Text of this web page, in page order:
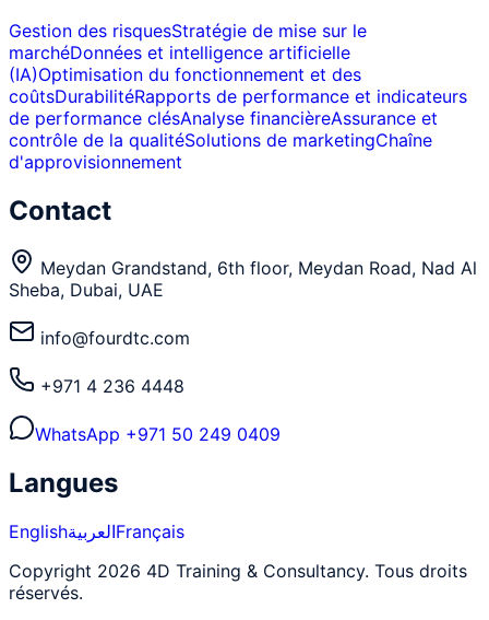
Gestion des risquesStratégie de mise sur le
marchéDonnées et intelligence artificielle
(IA)Optimisation du fonctionnement et des
coûtsDurabilitéRapports de performance et indicateurs
de performance clésAnalyse financièreAssurance et
contrôle de la qualitéSolutions de marketingChaîne
d'approvisionnement
Contact
Meydan Grandstand, 6th floor, Meydan Road, Nad Al
Sheba, Dubai, UAE
info@fourdtc.com
+971 4 236 4448
WhatsApp +971 50 249 0409
Langues
EnglishالعربيةFrançais
Copyright 2026 4D Training & Consultancy. Tous droits
réservés.